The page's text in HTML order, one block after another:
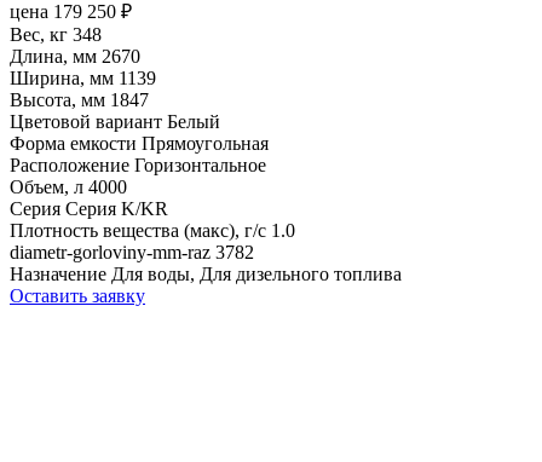
цена 179 250 ₽
Вес, кг 348
Длина, мм 2670
Ширина, мм 1139
Высота, мм 1847
Цветовой вариант Белый
Форма емкости Прямоугольная
Расположение Горизонтальное
Объем, л 4000
Серия Серия K/KR
Плотность вещества (макс), г/с 1.0
diametr-gorloviny-mm-raz 3782
Назначение Для воды, Для дизельного топлива
Оставить заявку